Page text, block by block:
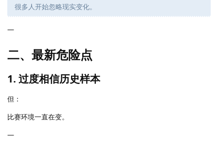
很多人开始忽略现实变化。
—
二、最新危险点
1. 过度相信历史样本
但：
比赛环境一直在变。
—